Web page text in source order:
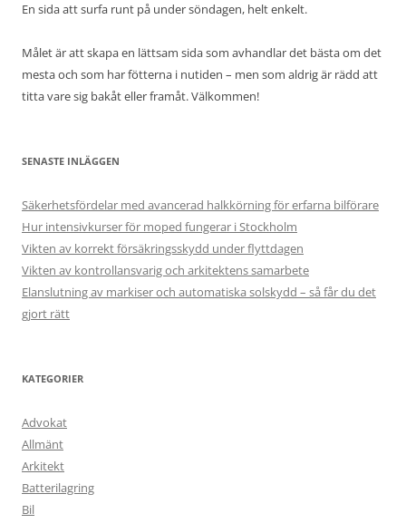
En sida att surfa runt på under söndagen, helt enkelt.
Målet är att skapa en lättsam sida som avhandlar det bästa om det
mesta och som har fötterna i nutiden – men som aldrig är rädd att
titta vare sig bakåt eller framåt. Välkommen!
SENASTE INLÄGGEN
Säkerhetsfördelar med avancerad halkkörning för erfarna bilförare
Hur intensivkurser för moped fungerar i Stockholm
Vikten av korrekt försäkringsskydd under flyttdagen
Vikten av kontrollansvarig och arkitektens samarbete
Elanslutning av markiser och automatiska solskydd – så får du det
gjort rätt
KATEGORIER
Advokat
Allmänt
Arkitekt
Batterilagring
Bil